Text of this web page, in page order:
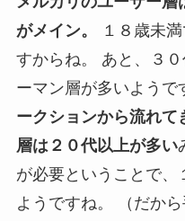
がメイン。
１８歳未
すからね。 あと、３
ーマン層が多いようで
ークションから流れて
層は２０代以上が多い
が必要ということで、
ようですね。 （だか